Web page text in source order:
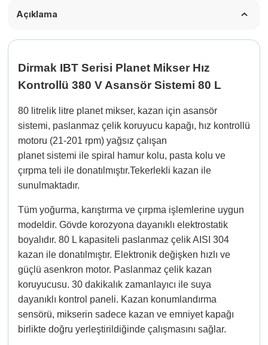
Açıklama
Dirmak IBT Serisi Planet Mikser Hız
Kontrollü 380 V Asansör Sistemi 80 L
80 litrelik litre planet mikser, kazan için asansör
sistemi, paslanmaz çelik koruyucu kapağı, hız kontrollü
motoru (21-201 rpm) yağsız çalışan
planet sistemi ile spiral hamur kolu, pasta kolu ve
çırpma teli ile donatılmıştır.Tekerlekli kazan ile
sunulmaktadır.
Tüm yoğurma, karıştırma ve çırpma işlemlerine uygun
modeldir. Gövde korozyona dayanıklı elektrostatik
boyalıdır. 80 L kapasiteli paslanmaz çelik AISI 304
kazan ile donatılmıştır. Elektronik değişken hızlı ve
güçlü asenkron motor. Paslanmaz çelik kazan
koruyucusu. 30 dakikalık zamanlayıcı ile suya
dayanıklı kontrol paneli. Kazan konumlandırma
sensörü, mikserin sadece kazan ve emniyet kapağı
birlikte doğru yerleştirildiğinde çalışmasını sağlar.